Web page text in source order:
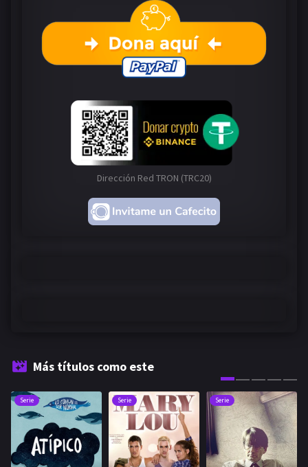
Dirección Red TRON (TRC20)
Más títulos como este
Serie Serie Serie